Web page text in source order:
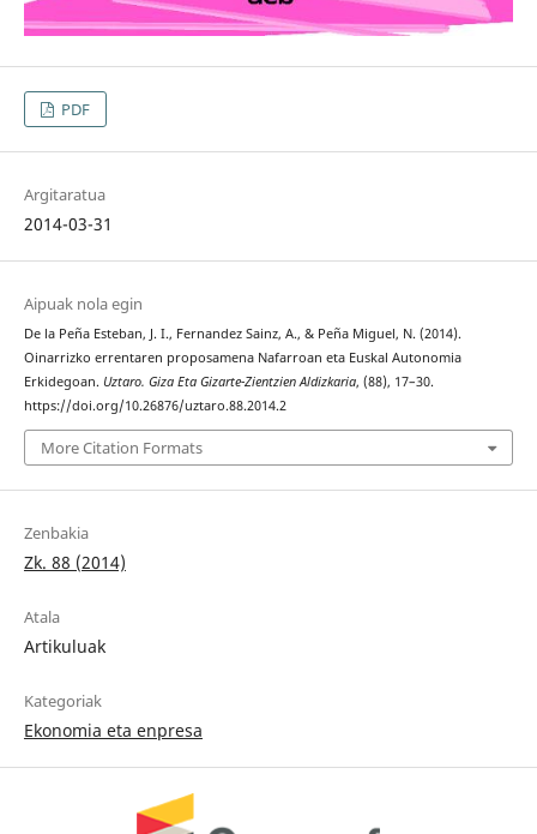
PDF
Argitaratua
2014-03-31
Aipuak nola egin
De la Peña Esteban, J. I., Fernandez Sainz, A., & Peña Miguel, N. (2014).
Oinarrizko errentaren proposamena Nafarroan eta Euskal Autonomia
Erkidegoan. Uztaro. Giza Eta Gizarte-Zientzien Aldizkaria, (88), 17–30.
https://doi.org/10.26876/uztaro.88.2014.2
More Citation Formats
Zenbakia
Zk. 88 (2014)
Atala
Artikuluak
Kategoriak
Ekonomia eta enpresa